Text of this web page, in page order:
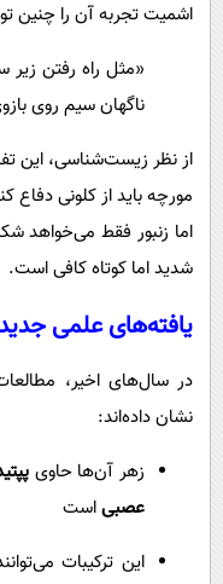
اشمیت تجربه آن را چنین
«مثل راه رفتن
ناگهان سیم روی
از نظر زیست‌شناسی، این
مورچه باید از کلونی دفاع
اما زنبور فقط می‌خواهد
شدید اما کوتاه کافی است.
یافته‌های علمی
در سال‌های اخیر،
نشان داده‌اند:
زهر آن‌ها حاوی
عصبیاست
این ترکیبات